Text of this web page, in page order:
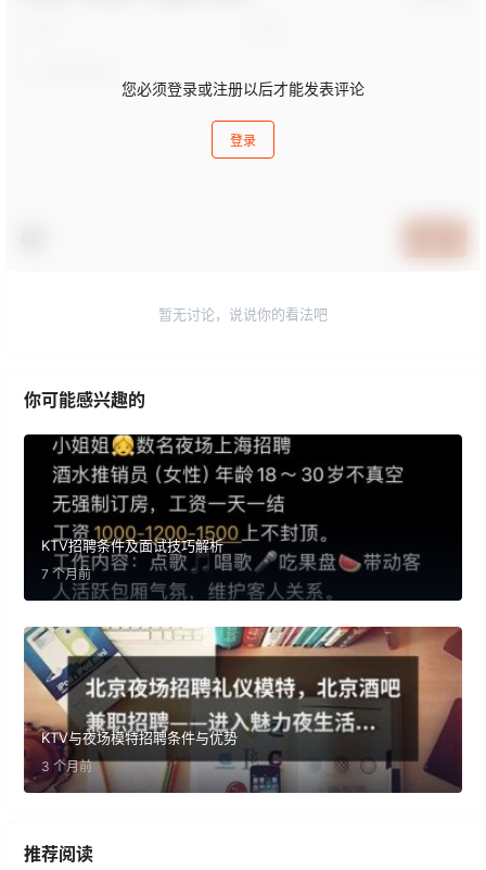
您必须登录或注册以后才能发表评论
登录
暂无讨论，说说你的看法吧
你可能感兴趣的
KTV招聘条件及面试技巧解析
7 个月前
KTV与夜场模特招聘条件与优势
3 个月前
推荐阅读